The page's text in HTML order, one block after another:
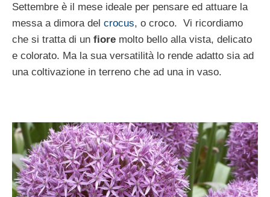
Settembre è il mese ideale per pensare ed attuare la
messa a dimora del crocus, o croco. Vi ricordiamo
che si tratta di un fiore molto bello alla vista, delicato
e colorato. Ma la sua versatilità lo rende adatto sia ad
una coltivazione in terreno che ad una in vaso.